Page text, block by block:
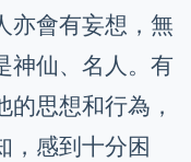
亦會有妄想，無
神仙、名人。有
思想和行為，
，感到十分困